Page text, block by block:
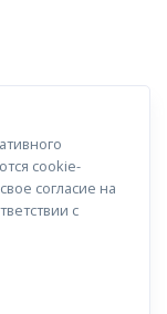
cookie-
согласие на
с